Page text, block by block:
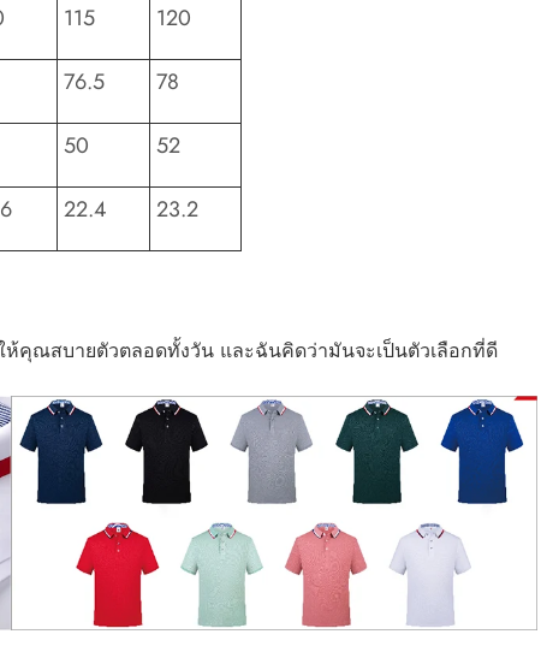
115 120
76.5 78
50 52
22.4 23.2
คุณสบายตัวตลอดทั้งวัน และฉันคิดว่ามันจะเป็นตัวเลือกที่ดี